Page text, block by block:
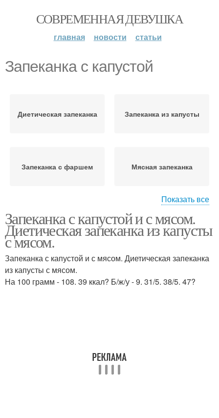
СОВРЕМЕННАЯ ДЕВУШКА
главная новости статьи
Запеканка с капустой
Диетическая запеканка Запеканка из капусты
Запеканка с фаршем Мясная запеканка
Запеканка с картошкой Запеканка с капусты
Капустная запеканка
Показать все
Запеканка с капустой и с мясом.
Диетическая запеканка из капусты
с мясом.
Запеканка с капустой и с мясом. Диетическая запеканка
из капусты с мясом.
На 100 грамм - 108. 39 ккал? Б/ж/у - 9. 31/5. 38/5. 47?